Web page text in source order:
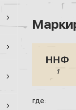
ННФ
1
где: